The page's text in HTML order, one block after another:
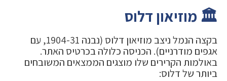
🏛️ מוזיאון דלוס
בקצה הנמל ניצב מוזיאון דלוס (נבנה 1904-31, עם
אגפים מודרניים). הכניסה כלולה בכרטיס האתר.
באולמות הקרירים שלו מוצגים הממצאים המשובחים
ביותר של דלוס: